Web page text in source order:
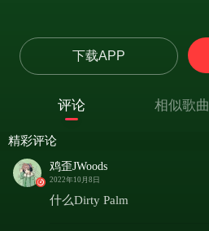
下载APP
评论 相似歌曲
精彩评论
鸡歪JWoods
2022年10月8日
什么Dirty Palm